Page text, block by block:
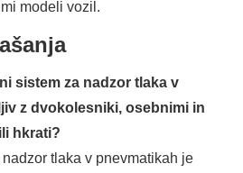
modeli vozil.
sistem za nadzor tlaka v
z dvokolesniki, osebnimi in
hkrati?
tlaka v pnevmatikah je